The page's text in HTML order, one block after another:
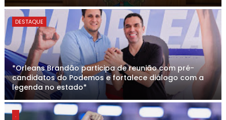
DESTAQUE
*Orleans Brandão participa de reunião com pré-
candidatos do Podemos e fortalece diálogo com a
legenda no estado*
.